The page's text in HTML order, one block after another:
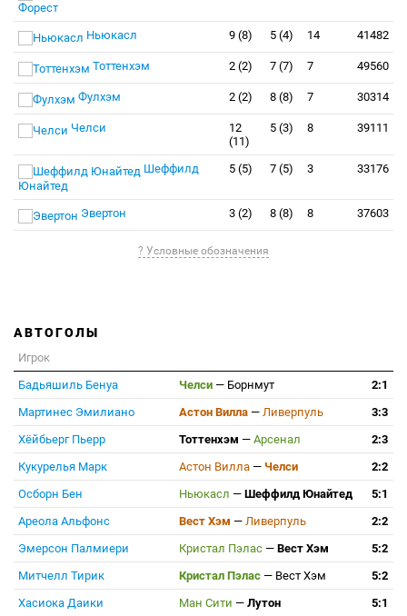
Форест
Ньюкасл 9 (8) 5 (4) 14 41482
Тоттенхэм 2 (2) 7 (7) 7 49560
Фулхэм 2 (2) 8 (8) 7 30314
Челси
12
(11)
5 (3) 8 39111
Шеффилд
Юнайтед
5 (5) 7 (5) 3 33176
Эвертон 3 (2) 8 (8) 8 37603
? Условные обозначения
АВТОГОЛЫ
Игрок
Бадьяшиль Бенуа
Челси — Борнмут
2:1
Мартинес Эмилиано
Астон Вилла — Ливерпуль
3:3
Хёйбьерг Пьерр
Тоттенхэм — Арсенал
2:3
Кукурелья Марк
Астон Вилла — Челси
2:2
Осборн Бен
Ньюкасл — Шеффилд Юнайтед
5:1
Ареола Альфонс
Вест Хэм — Ливерпуль
2:2
Эмерсон Палмиери
Кристал Пэлас — Вест Хэм
5:2
Митчелл Тирик
Кристал Пэлас — Вест Хэм
5:2
Хасиока Даики
Ман Сити — Лутон 5:1